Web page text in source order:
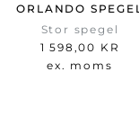
ORLANDO SPEGEL
Stor spegel
1 598,00 KR
ex. moms